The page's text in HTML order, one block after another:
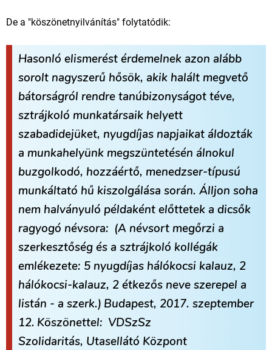
De a "köszönetnyilvánítás" folytatódik:
Hasonló elismerést érdemelnek azon alább
sorolt nagyszerű hősök, akik halált megvető
bátorságról rendre tanúbizonyságot téve,
sztrájkoló munkatársaik helyett
szabadidejüket, nyugdíjas napjaikat áldozták
a munkahelyünk megszüntetésén álnokul
buzgolkodó, hozzáértő, menedzser-típusú
munkáltató hű kiszolgálása során. Álljon soha
nem halványuló példaként előttetek a dicsők
ragyogó névsora: (A névsort megőrzi a
szerkesztőség és a sztrájkoló kollégák
emlékezete: 5 nyugdíjas hálókocsi kalauz, 2
hálókocsi-kalauz, 2 étkezős neve szerepel a
listán - a szerk.) Budapest, 2017. szeptember
12. Köszönettel: VDSzSz
Szolidaritás, Utasellátó Központ